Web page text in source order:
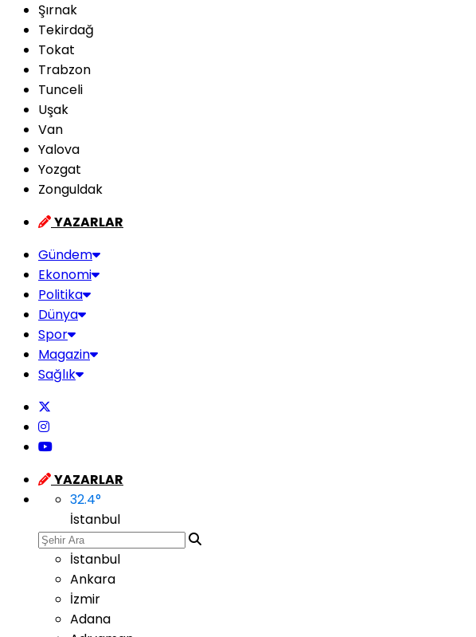
Şırnak
Tekirdağ
Tokat
Trabzon
Tunceli
Uşak
Van
Yalova
Yozgat
Zonguldak
YAZARLAR
Gündem
Ekonomi
Politika
Dünya
Spor
Magazin
Sağlık
YAZARLAR
32.4°
İstanbul
İstanbul
Ankara
İzmir
Adana